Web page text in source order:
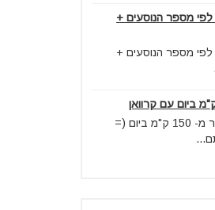
מספר הנוסעים +
מספר הנוסעים +
1. בעקרון לא מומלץ לנסוע יותר מ- 150 ק"מ ביום (=